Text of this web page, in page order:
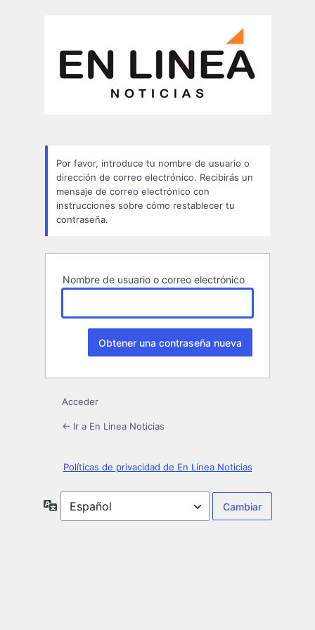
Por favor, introduce tu nombre de usuario o
dirección de correo electrónico. Recibirás un
mensaje de correo electrónico con
instrucciones sobre cómo restablecer tu
contraseña.
Nombre de usuario o correo electrónico
Acceder
← Ir a En Linea Noticias
Políticas de privacidad de En Línea Noticias
Idioma